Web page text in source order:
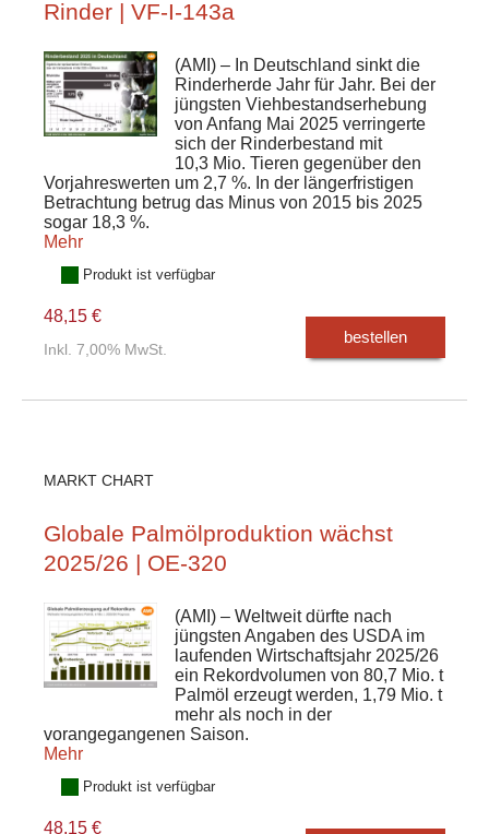
Rinder | VF-I-143a
(AMI) – In Deutschland sinkt die
Rinderherde Jahr für Jahr. Bei der
jüngsten Viehbestandserhebung
von Anfang Mai 2025 verringerte
sich der Rinderbestand mit
10,3 Mio. Tieren gegenüber den
Vorjahreswerten um 2,7 %. In der längerfristigen
Betrachtung betrug das Minus von 2015 bis 2025
sogar 18,3 %.
Mehr
Produkt ist verfügbar
48,15 €
Inkl. 7,00% MwSt.
bestellen
MARKT CHART
Globale Palmölproduktion wächst
2025/26 | OE-320
(AMI) – Weltweit dürfte nach
jüngsten Angaben des USDA im
laufenden Wirtschaftsjahr 2025/26
ein Rekordvolumen von 80,7 Mio. t
Palmöl erzeugt werden, 1,79 Mio. t
mehr als noch in der
vorangegangenen Saison.
Mehr
Produkt ist verfügbar
48,15 €